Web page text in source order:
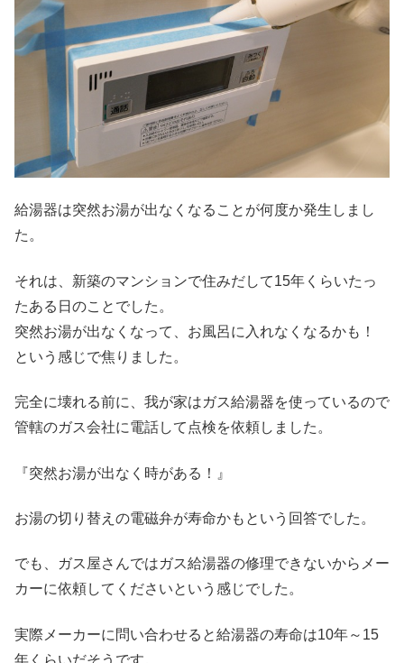
給湯器は突然お湯が出なくなることが何度か発生しまし
た。
それは、新築のマンションで住みだして15年くらいたっ
たある日のことでした。
突然お湯が出なくなって、お風呂に入れなくなるかも！
という感じで焦りました。
完全に壊れる前に、我が家はガス給湯器を使っているので
管轄のガス会社に電話して点検を依頼しました。
『突然お湯が出なく時がある！』
お湯の切り替えの電磁弁が寿命かもという回答でした。
でも、ガス屋さんではガス給湯器の修理できないからメー
カーに依頼してくださいという感じでした。
実際メーカーに問い合わせると給湯器の寿命は10年～15
年くらいだそうです。